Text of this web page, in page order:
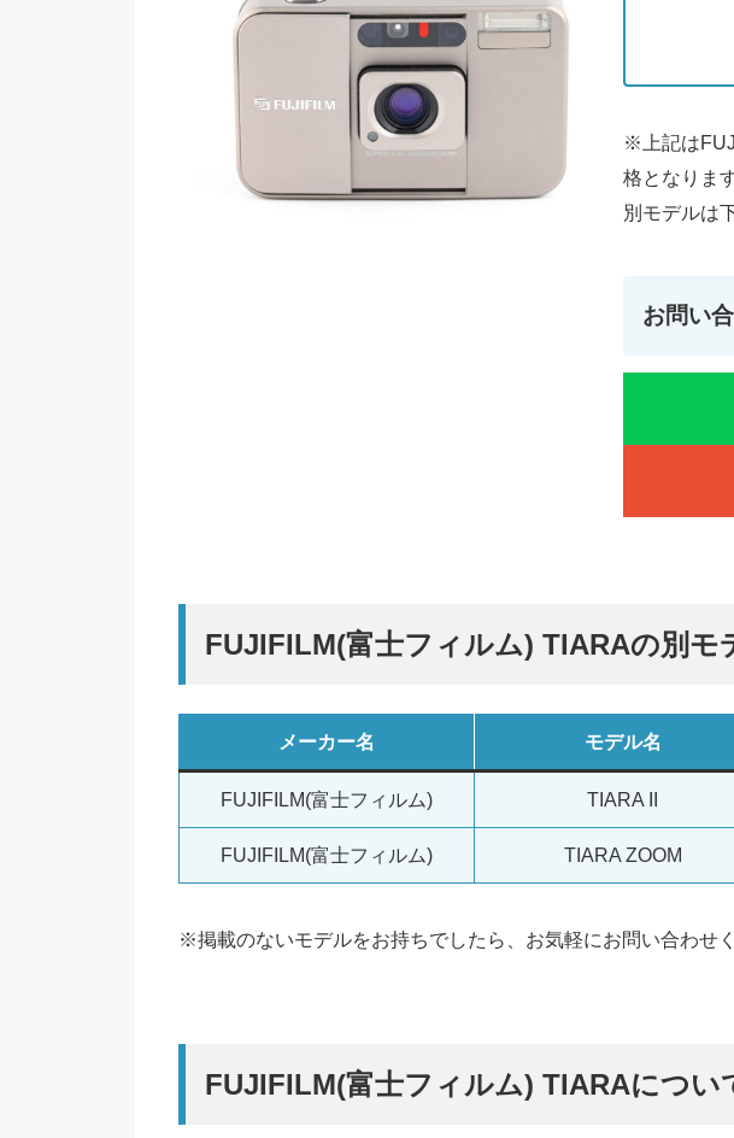
※上記は
格となります
別モデルは
お問い
FUJIFILM(富士フィルム) TIARAの別モ
メーカー名 モデル名
FUJIFILM(富士フィルム) TIARA II
FUJIFILM(富士フィルム) TIARA ZOOM
※掲載のないモデルをお持ちでしたら、お気軽にお問い合わせく
FUJIFILM(富士フィルム) TIARAについ